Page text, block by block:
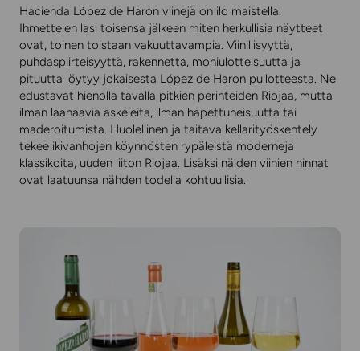
Hacienda López de Haron viinejä on ilo maistella.
Ihmettelen lasi toisensa jälkeen miten herkullisia näytteet
ovat, toinen toistaan vakuuttavampia. Viinillisyyttä,
puhdaspiirteisyyttä, rakennetta, moniulotteisuutta ja
pituutta löytyy jokaisesta López de Haron pullotteesta. Ne
edustavat hienolla tavalla pitkien perinteiden Riojaa, mutta
ilman laahaavia askeleita, ilman hapettuneisuutta tai
maderoitumista. Huolellinen ja taitava kellarityöskentely
tekee ikivanhojen köynnösten rypäleistä moderneja
klassikoita, uuden liiton Riojaa. Lisäksi näiden viinien hinnat
ovat laatuunsa nähden todella kohtuullisia.